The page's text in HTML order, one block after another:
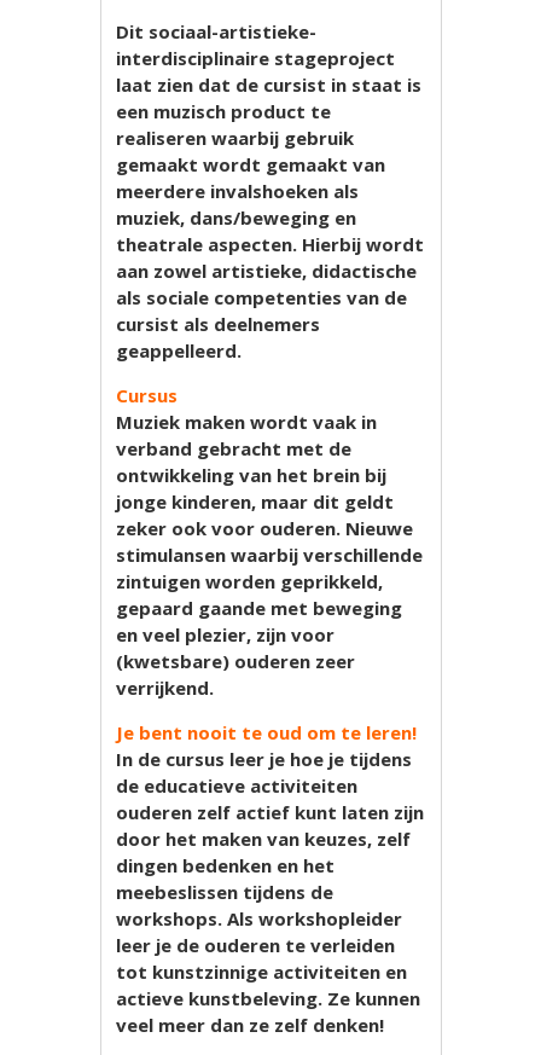
Dit sociaal-artistieke-
interdisciplinaire stageproject
laat zien dat de cursist in staat is
een muzisch product te
realiseren waarbij gebruik
gemaakt wordt gemaakt van
meerdere invalshoeken als
muziek, dans/beweging en
theatrale aspecten. Hierbij wordt
aan zowel artistieke, didactische
als sociale competenties van de
cursist als deelnemers
geappelleerd.
Cursus
Muziek maken wordt vaak in
verband gebracht met de
ontwikkeling van het brein bij
jonge kinderen, maar dit geldt
zeker ook voor ouderen. Nieuwe
stimulansen waarbij verschillende
zintuigen worden geprikkeld,
gepaard gaande met beweging
en veel plezier, zijn voor
(kwetsbare) ouderen zeer
verrijkend.
Je bent nooit te oud om te leren!
In de cursus leer je hoe je tijdens
de educatieve activiteiten
ouderen zelf actief kunt laten zijn
door het maken van keuzes, zelf
dingen bedenken en het
meebeslissen tijdens de
workshops. Als workshopleider
leer je de ouderen te verleiden
tot kunstzinnige activiteiten en
actieve kunstbeleving. Ze kunnen
veel meer dan ze zelf denken!